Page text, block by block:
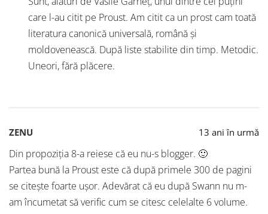
care l-au citit pe Proust. Am citit ca un prost cam toată
literatura canonică universală, română și
moldovenească. După liste stabilite din timp. Metodic.
Uneori, fără plăcere.
ZENU 13 ani în urmă
Din propoziția 8-a reiese că eu nu-s blogger. 🙂
Partea bună la Proust este că după primele 300 de pagini
se citește foarte ușor. Adevărat că eu după Swann nu m-
am încumetat să verific cum se citesc celelalte 6 volume.